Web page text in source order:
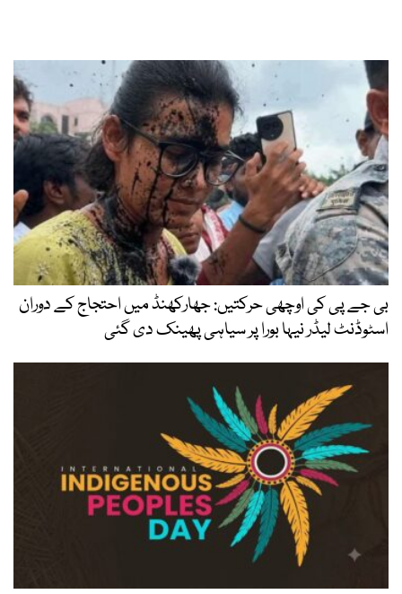
بی جے پی کی اوچھی حرکتیں: جھارکھنڈ میں احتجاج کے دوران
اسٹوڈنٹ لیڈر نیہا بورا پر سیاہی پھینک دی گئی